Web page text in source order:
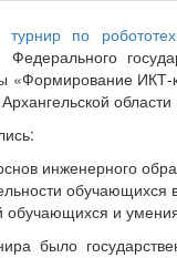
по
ИКТ-
инженерного
обучающихся и
было